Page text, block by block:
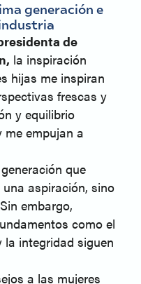
generación e
de
la inspiración
hijas me inspiran
frescas y
y equilibrio
empujan a
que
aspiración, sino
embargo,
como el
integridad siguen
a las mujeres